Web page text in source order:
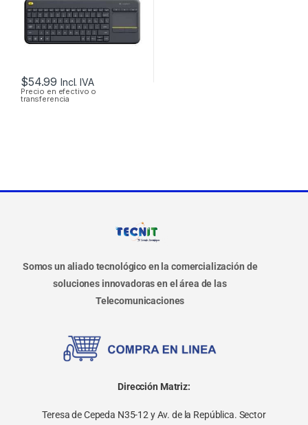
COLOR NEGRO
MULTIMEDIA
$54.99 Incl. IVA
Precio en efectivo o
transferencia
Somos un aliado tecnológico en la comercialización de
soluciones innovadoras en el área de las
Telecomunicaciones
Dirección Matriz:
Teresa de Cepeda N35-12 y Av. de la República. Sector